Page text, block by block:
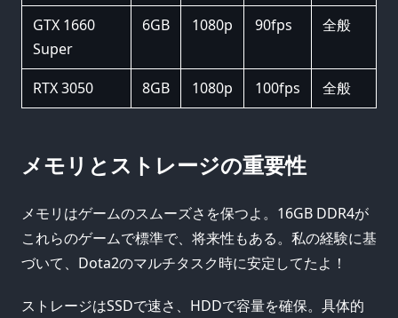
GTX 1660
Super
6GB 1080p 90fps 全般
RTX 3050 8GB 1080p 100fps 全般
メモリとストレージの重要性
メモリはゲームのスムーズさを保つよ。16GB DDR4が
これらのゲームで標準で、将来性もある。私の経験に基
づいて、Dota2のマルチタスク時に安定してたよ！
ストレージはSSDで速さ、HDDで容量を確保。具体的